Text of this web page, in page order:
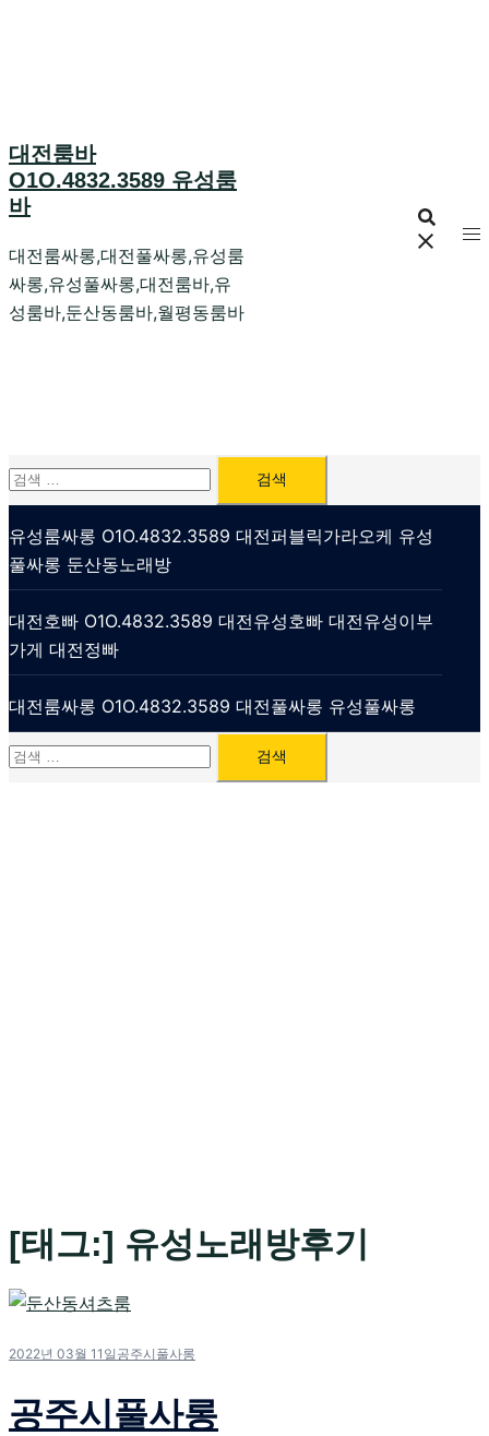
대전룸바
O1O.4832.3589 유성룸
바
대전룸싸롱,대전풀싸롱,유성룸
싸롱,유성풀싸롱,대전룸바,유
성룸바,둔산동룸바,월평동룸바
검
색:
유성룸싸롱 O1O.4832.3589 대전퍼블릭가라오케 유성
풀싸롱 둔산동노래방
대전호빠 O1O.4832.3589 대전유성호빠 대전유성이부
가게 대전정빠
대전룸싸롱 O1O.4832.3589 대전풀싸롱 유성풀싸롱
검
색:
[태그:] 유성노래방후기
2022년 03월 11일 공주시풀사롱
공주시풀사롱